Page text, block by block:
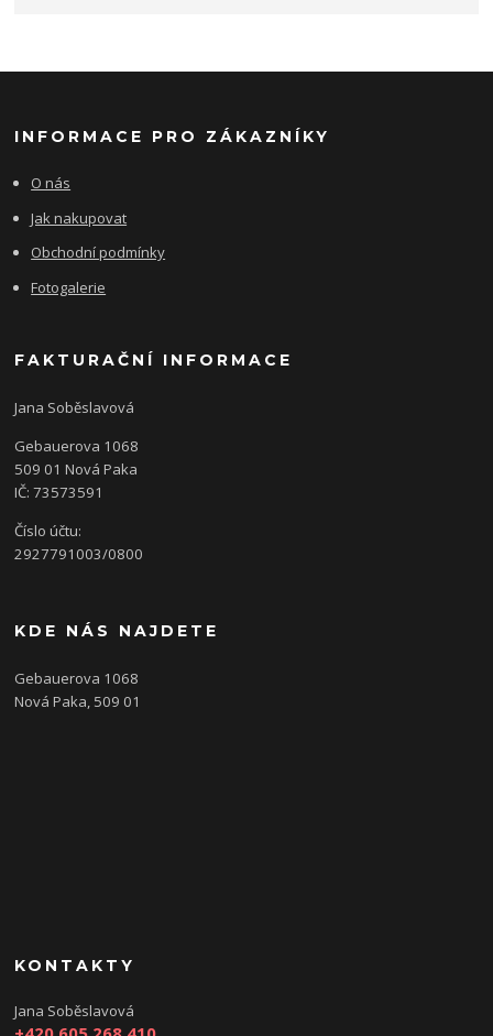
INFORMACE PRO ZÁKAZNÍKY
O nás
Jak nakupovat
Obchodní podmínky
Fotogalerie
FAKTURAČNÍ INFORMACE
Jana Soběslavová
Gebauerova 1068
509 01 Nová Paka
IČ: 73573591
Číslo účtu:
2927791003/0800
KDE NÁS NAJDETE
Gebauerova 1068
Nová Paka, 509 01
KONTAKTY
Jana Soběslavová